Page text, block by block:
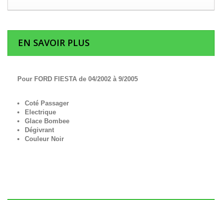
EN SAVOIR PLUS
Pour FORD FIESTA de 04/2002 à 9/2005
Coté Passager
Electrique
Glace Bombee
Dégivrant
Couleur Noir